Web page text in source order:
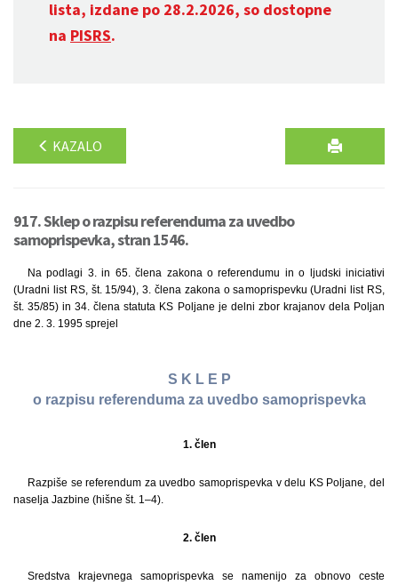
lista, izdane po 28.2.2026, so dostopne
na PISRS.
KAZALO
917. Sklep o razpisu referenduma za uvedbo
samoprispevka, stran 1546.
Na podlagi 3. in 65. člena zakona o referendumu in o ljudski iniciativi
(Uradni list RS, št. 15/94), 3. člena zakona o samoprispevku (Uradni list RS,
št. 35/85) in 34. člena statuta KS Poljane je delni zbor krajanov dela Poljan
dne 2. 3. 1995 sprejel
S K L E P
o razpisu referenduma za uvedbo samoprispevka
1. člen
Razpiše se referendum za uvedbo samoprispevka v delu KS Poljane, del
naselja Jazbine (hišne št. 1–4).
2. člen
Sredstva krajevnega samoprispevka se namenijo za obnovo ceste